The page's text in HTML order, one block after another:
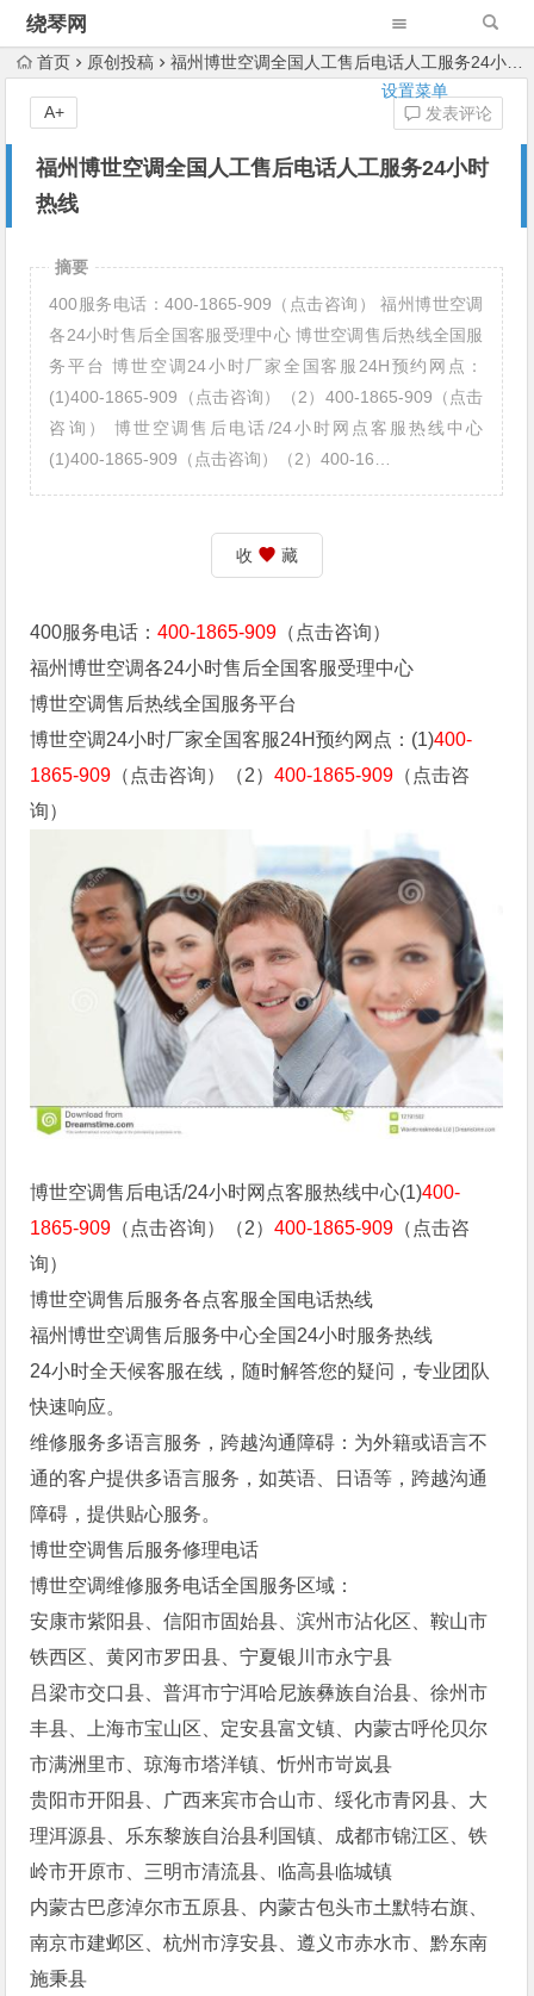
绕琴网
设置菜单
首页 原创投稿 福州博世空调全国人工售后电话人工服务24小时热线
福州博世空调全国人工售后电话人工服务24小时
热线
发表评论
A+
摘要
400服务电话：400-1865-909（点击咨询） 福州博世空调
各24小时售后全国客服受理中心 博世空调售后热线全国服
务平台 博世空调24小时厂家全国客服24H预约网点：
(1)400-1865-909（点击咨询）（2）400-1865-909（点击
咨询） 博世空调售后电话/24小时网点客服热线中心
(1)400-1865-909（点击咨询）（2）400-16…
收 藏
400服务电话：400-1865-909 （点击咨询）
福州博世空调各24小时售后全国客服受理中心
博世空调售后热线全国服务平台
博世空调24小时厂家全国客服24H预约网点：(1)400-
1865-909 （点击咨询）（2）400-1865-909 （点击咨
询）
博世空调售后电话/24小时网点客服热线中心(1)400-
1865-909 （点击咨询）（2）400-1865-909 （点击咨
询）
博世空调售后服务各点客服全国电话热线
福州博世空调售后服务中心全国24小时服务热线
24小时全天候客服在线，随时解答您的疑问，专业团队
快速响应。
维修服务多语言服务，跨越沟通障碍：为外籍或语言不
通的客户提供多语言服务，如英语、日语等，跨越沟通
障碍，提供贴心服务。
博世空调售后服务修理电话
博世空调维修服务电话全国服务区域：
安康市紫阳县、信阳市固始县、滨州市沾化区、鞍山市
铁西区、黄冈市罗田县、宁夏银川市永宁县
吕梁市交口县、普洱市宁洱哈尼族彝族自治县、徐州市
丰县、上海市宝山区、定安县富文镇、内蒙古呼伦贝尔
市满洲里市、琼海市塔洋镇、忻州市岢岚县
贵阳市开阳县、广西来宾市合山市、绥化市青冈县、大
理洱源县、乐东黎族自治县利国镇、成都市锦江区、铁
岭市开原市、三明市清流县、临高县临城镇
内蒙古巴彦淖尔市五原县、内蒙古包头市土默特右旗、
南京市建邺区、杭州市淳安县、遵义市赤水市、黔东南
施秉县